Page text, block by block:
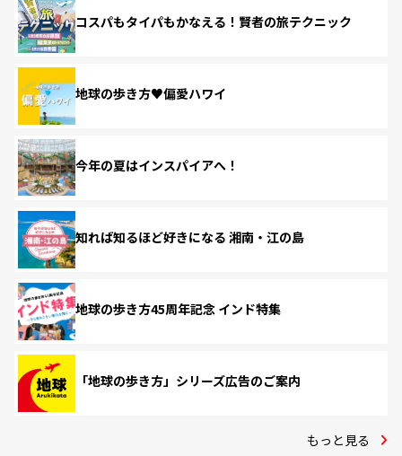
コスパもタイパもかなえる！賢者の旅テクニック
地球の歩き方♥偏愛ハワイ
今年の夏はインスパイアへ！
知れば知るほど好きになる 湘南・江の島
地球の歩き方45周年記念 インド特集
「地球の歩き方」シリーズ広告のご案内
もっと見る